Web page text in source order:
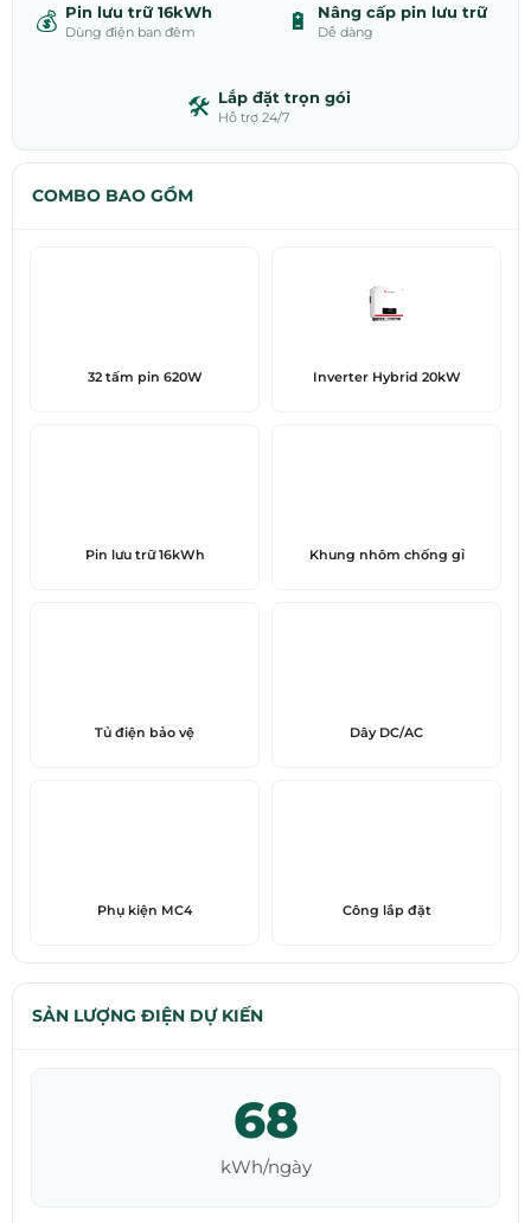
💰 Pin lưu trữ 16kWh
Dùng điện ban đêm 🔋 Nâng cấp pin lưu trữ
Dễ dàng
🛠️ Lắp đặt trọn gói
Hỗ trợ 24/7
COMBO BAO GỒM
32 tấm pin 620W Inverter Hybrid 20kW
Pin lưu trữ 16kWh Khung nhôm chống gỉ
Tủ điện bảo vệ Dây DC/AC
Phụ kiện MC4 Công lắp đặt
SẢN LƯỢNG ĐIỆN DỰ KIẾN
68
kWh/ngày